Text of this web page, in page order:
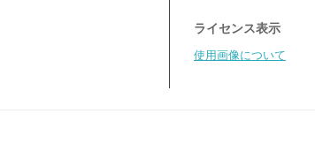
ライセンス表示
使用画像について